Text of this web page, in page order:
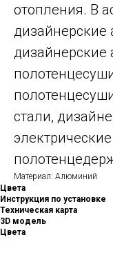
отопления. В
стали,
Материал: Алюминий
Цвета
Инструкция по установке
Техническая карта
3D модель
Цвета